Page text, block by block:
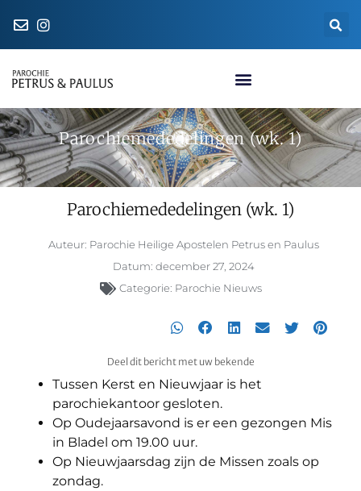
Parochiemededelingen (wk. 1)
Parochiemededelingen (wk. 1)
Auteur: Parochie Heilige Apostelen Petrus en Paulus
Datum: december 27, 2024
Categorie: Parochie Nieuws
Deel dit bericht met uw bekende
Tussen Kerst en Nieuwjaar is het
parochiekantoor gesloten.
Op Oudejaarsavond is er een gezongen Mis
in Bladel om 19.00 uur.
Op Nieuwjaarsdag zijn de Missen zoals op
zondag.